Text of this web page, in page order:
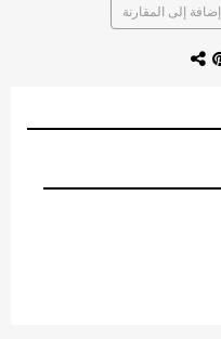
إضافة إلى المقارنة